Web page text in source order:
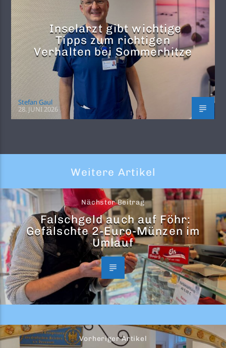
Inselarzt gibt wichtige
Tipps zum richtigen
Verhalten bei Sommerhitze
Stefan Gaul
28. JUNI 2026
Weitere Artikel
Nächster Beitrag
Falschgeld auch auf Föhr:
Gefälschte 2-Euro-Münzen im
Umlauf
Vorheriger Artikel